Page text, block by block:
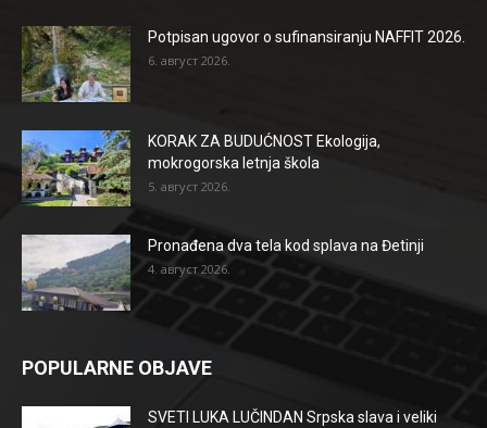
Potpisan ugovor o sufinansiranju NAFFIT 2026.
6. август 2026.
KORAK ZA BUDUĆNOST Ekologija,
mokrogorska letnja škola
5. август 2026.
Pronađena dva tela kod splava na Đetinji
4. август 2026.
POPULARNE OBJAVE
SVETI LUKA LUČINDAN Srpska slava i veliki